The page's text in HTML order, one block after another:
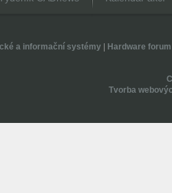
a informační systémy| Hardware forum
Tvorba